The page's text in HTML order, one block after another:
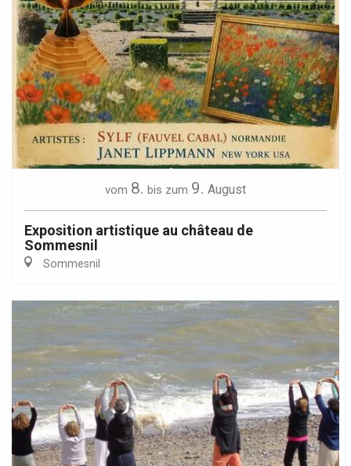
vom 8. bis zum 9. August
Exposition artistique au château de
Sommesnil
Sommesnil